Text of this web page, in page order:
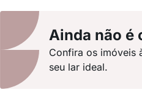
Ainda não é
Confira os imóveis
seu lar ideal.